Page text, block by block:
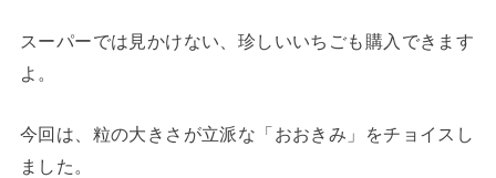
スーパーでは見かけない、珍しいいちごも購入できます
よ。
今回は、粒の大きさが立派な「おおきみ」をチョイスし
ました。